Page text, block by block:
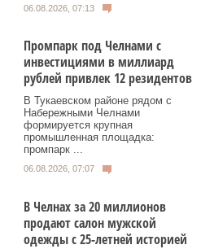
06.08.2026, 07:13
Промпарк под Челнами с
инвестициями в миллиард
рублей привлек 12 резидентов
В Тукаевском районе рядом с
Набережными Челнами
формируется крупная
промышленная площадка:
промпарк ...
06.08.2026, 07:07
В Челнах за 20 миллионов
продают салон мужской
одежды с 25-летней историей